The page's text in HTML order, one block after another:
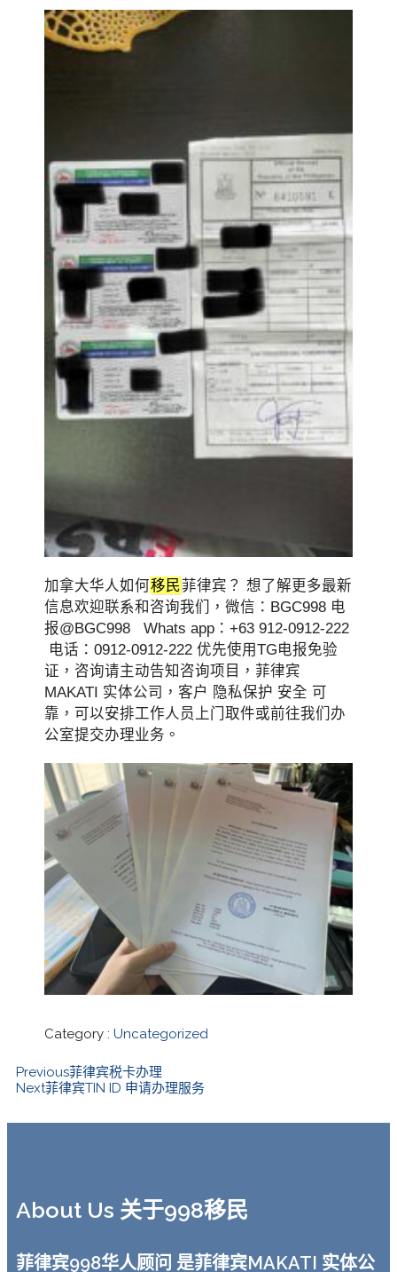
加拿大华人如何移民菲律宾？ 想了解更多最新
信息欢迎联系和咨询我们，微信：BGC998 电
报@BGC998 Whats app：+63 912-0912-222
电话：0912-0912-222 优先使用TG电报免验
证，咨询请主动告知咨询项目，菲律宾
MAKATI 实体公司，客户 隐私保护 安全 可
靠，可以安排工作人员上门取件或前往我们办
公室提交办理业务。
Category : Uncategorized
Previous菲律宾税卡办理
Next菲律宾TIN ID 申请办理服务
About Us 关于998移民
菲律宾998华人顾问 是菲律宾MAKATI 实体公